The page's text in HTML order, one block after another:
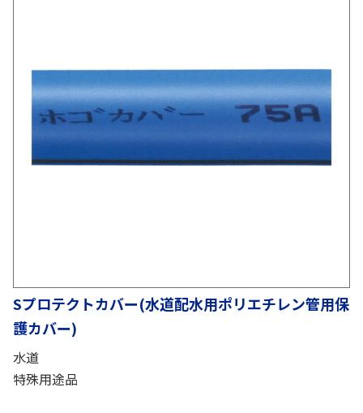
Sプロテクトカバー(水道配水用ポリエチレン管用保
護カバー)
水道
特殊用途品